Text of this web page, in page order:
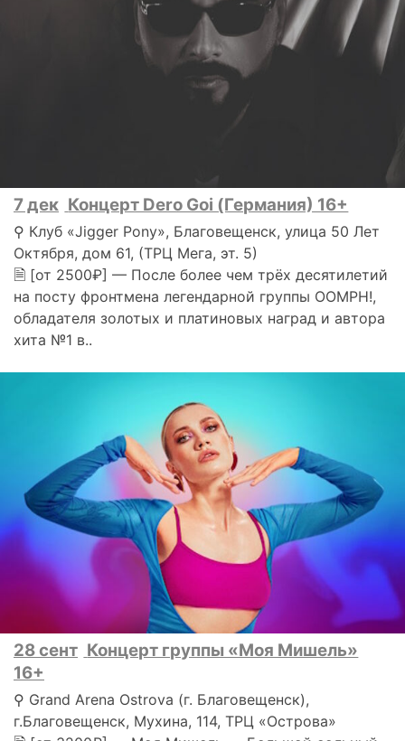
7 дек Концерт Dero Goi (Германия) 16+
⚲ Клуб «Jigger Pony», Благовещенск, улица 50 Лет
Октября, дом 61, (ТРЦ Мега, эт. 5)
🗎 [от 2500₽] — После более чем трёх десятилетий
на посту фронтмена легендарной группы OOMPH!,
обладателя золотых и платиновых наград и автора
хита №1 в..
28 сент Концерт группы «Моя Мишель»
16+
⚲ Grand Arena Ostrova (г. Благовещенск),
г.Благовещенск, Мухина, 114, ТРЦ «Острова»